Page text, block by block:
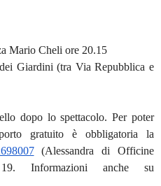
Mario Cheli ore 20.15
Giardini (tra Via Repubblica e
dopo lo spettacolo. Per poter
gratuito è obbligatoria la
(Alessandra di Officine
Informazioni anche su